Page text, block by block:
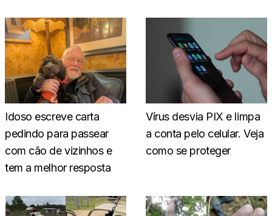
Idoso escreve carta
pedindo para passear
com cão de vizinhos e
tem a melhor resposta
Vírus desvia PIX e limpa
a conta pelo celular. Veja
como se proteger